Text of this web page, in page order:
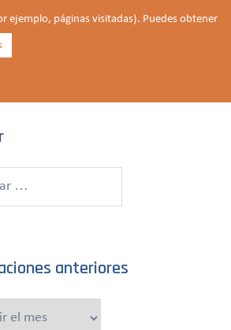
anteriores
ejemplo, páginas visitadas). Puedes obtener